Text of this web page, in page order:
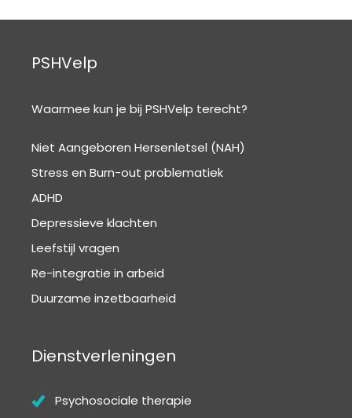
c
b
o
k
a
A
p
ittk ai e
PSHVelp
Waarmee kun je bij PSHVelp terecht?
Niet Aangeboren Hersenletsel (NAH)
Stress en Burn-out problematiek
ADHD
Depressieve klachten
Leefstijl vragen
Re-integratie in arbeid
Duurzame inzetbaarheid
Dienstverleningen
Psychosociale therapie